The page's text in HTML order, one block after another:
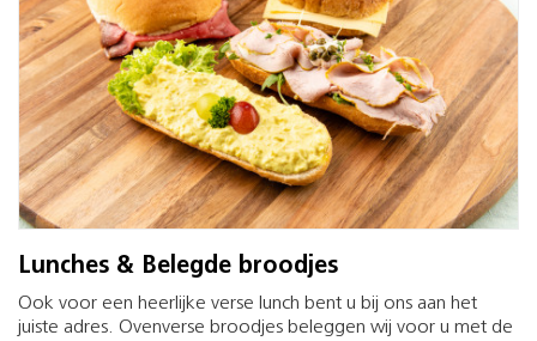
Lunches & Belegde broodjes
Ook voor een heerlijke verse lunch bent u bij ons aan het
juiste adres. Ovenverse broodjes beleggen wij voor u met de